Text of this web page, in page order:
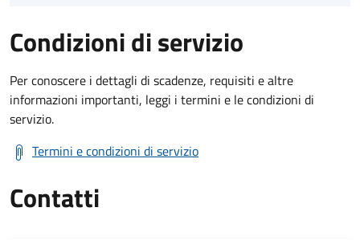
Condizioni di servizio
Per conoscere i dettagli di scadenze, requisiti e altre
informazioni importanti, leggi i termini e le condizioni di
servizio.
Termini e condizioni di servizio
Contatti